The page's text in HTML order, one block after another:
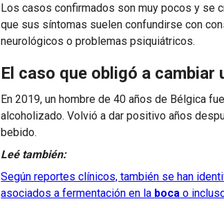
Los casos confirmados son muy pocos y se
que sus síntomas suelen confundirse con
neurológicos o problemas psiquiátricos.
El caso que obligó a cambiar
En 2019, un hombre de 40 años de Bélgica
alcoholizado. Volvió a dar positivo años
bebido.
Leé también:
Según reportes clínicos, también se han
asociados a fermentación en la boca o